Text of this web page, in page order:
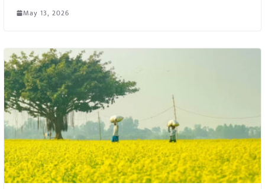
May 13, 2026